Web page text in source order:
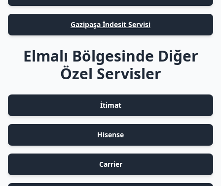
Gazipaşa İndesit Servisi
Elmalı Bölgesinde Diğer
Özel Servisler
İtimat
Hisense
Carrier